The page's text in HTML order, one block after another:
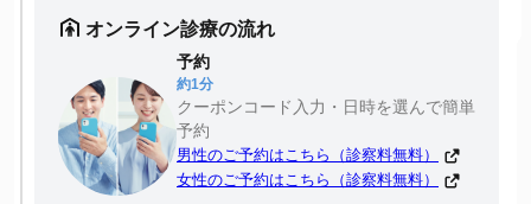
オンライン診療の流れ
予約
約1分
クーポンコード入力・日時を選んで簡単
予約
男性のご予約はこちら（診察料無料）
女性のご予約はこちら（診察料無料）